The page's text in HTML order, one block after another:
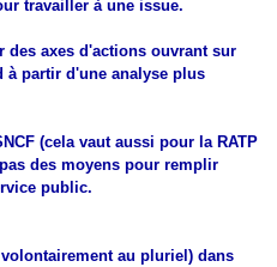
travailler à une issue.
des axes d'actions ouvrant sur
partir d'une analyse plus
(cela vaut aussi pour la RATP
des moyens pour remplir
public.
au pluriel) dans